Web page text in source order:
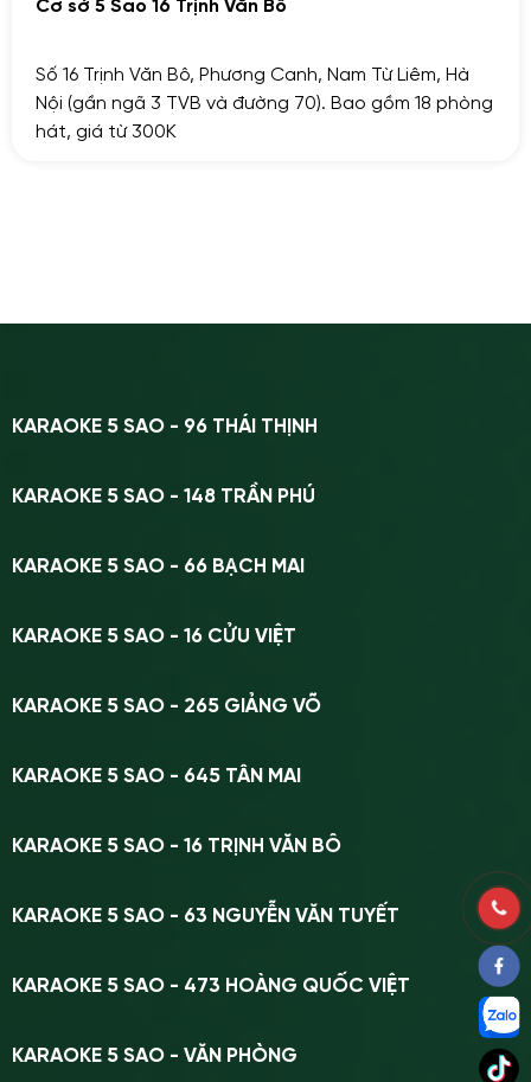
Cơ sở 5 Sao 16 Trịnh Văn Bô
Số 16 Trịnh Văn Bô, Phương Canh, Nam Từ Liêm, Hà
Nội (gần ngã 3 TVB và đường 70). Bao gồm 18 phòng
hát, giá từ 300K
KARAOKE 5 SAO - 96 THÁI THỊNH
KARAOKE 5 SAO - 148 TRẦN PHÚ
KARAOKE 5 SAO - 66 BẠCH MAI
KARAOKE 5 SAO - 16 CỬU VIỆT
KARAOKE 5 SAO - 265 GIẢNG VÕ
KARAOKE 5 SAO - 645 TÂN MAI
KARAOKE 5 SAO - 16 TRỊNH VĂN BÔ
KARAOKE 5 SAO - 63 NGUYỄN VĂN TUYẾT
KARAOKE 5 SAO - 473 HOÀNG QUỐC VIỆT
KARAOKE 5 SAO - VĂN PHÒNG